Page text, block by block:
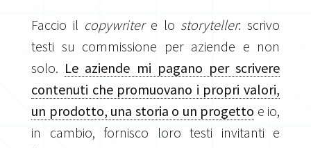
Faccio il copywritere lo storyteller: scrivo
testi su commissione per aziende e non
solo. Le aziende mi pagano per scrivere
contenuti che promuovano i propri valori,
un prodotto, una storia o un progetto e io,
in cambio, fornisco loro testi invitanti e